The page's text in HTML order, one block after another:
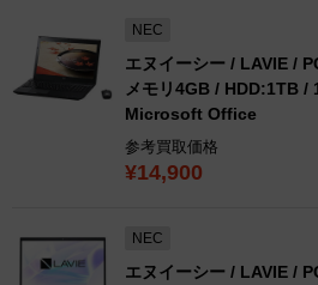
NEC
エヌイーシー / LAVIE /
メモリ4GB / HDD:1TB /
Microsoft Office
参考買取価格
¥14,900
NEC
エヌイーシー / LAVIE /